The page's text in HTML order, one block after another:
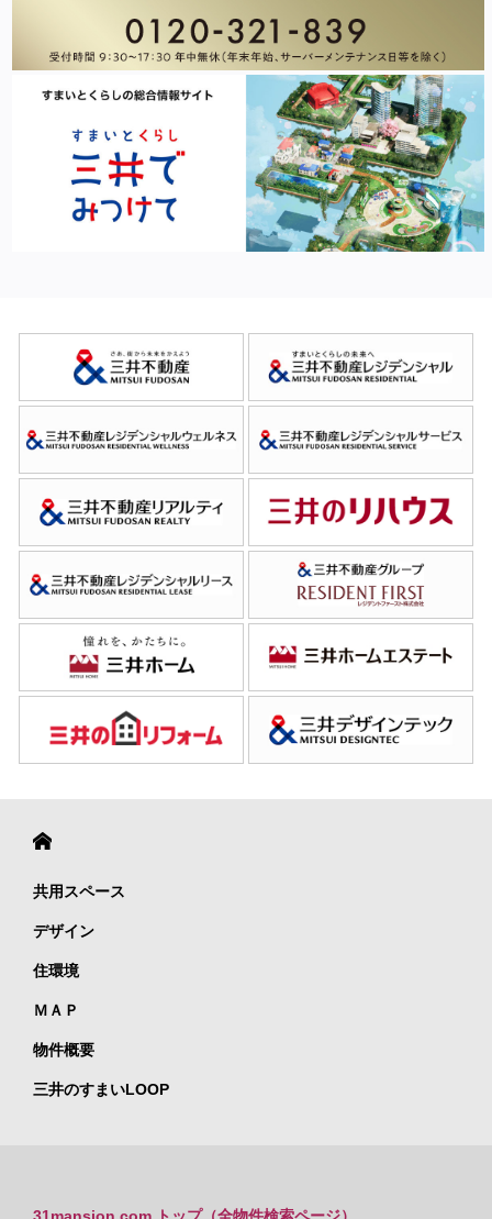
共用スペース
デザイン
住環境
ＭＡＰ
物件概要
三井のすまいLOOP